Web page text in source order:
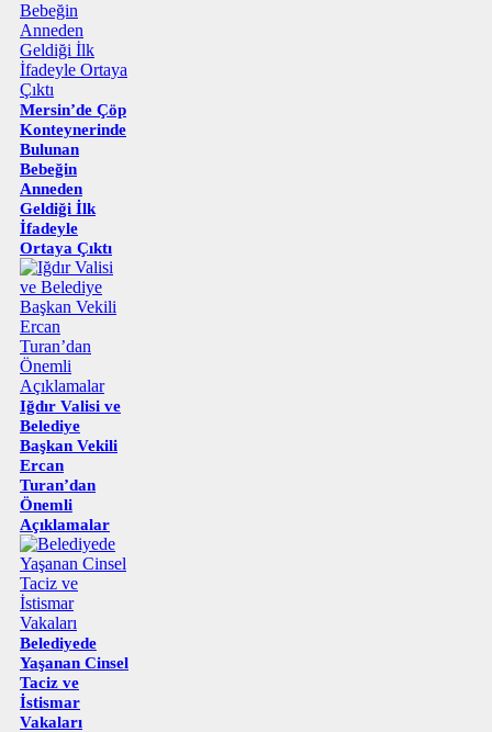
Mersin’de Çöp
Konteynerinde
Bulunan
Bebeğin
Anneden
Geldiği İlk
İfadeyle
Ortaya Çıktı
Iğdır Valisi ve
Belediye
Başkan Vekili
Ercan
Turan’dan
Önemli
Açıklamalar
Belediyede
Yaşanan Cinsel
Taciz ve
İstismar
Vakaları